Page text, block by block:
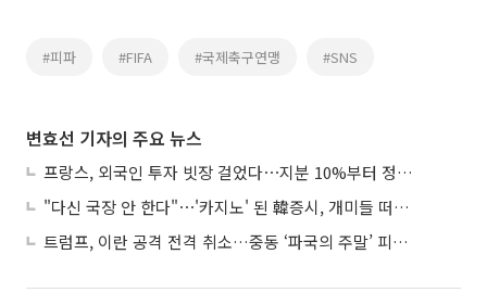
#피파 #FIFA #국제축구연맹 #SNS
변효선 기자의 주요 뉴스
프랑스, 외국인 투자 빗장 걸었다⋯지분 10%부터 정부가 승인
"다신 국장 안 한다"⋯'카지노' 된 韓증시, 개미들 떠난다
트럼프, 이란 공격 전격 취소…중동 ‘파국의 주말’ 피했다